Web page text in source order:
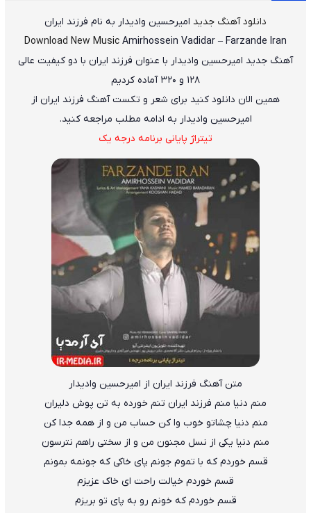
دانلود آهنگ جدید امیرحسین وادیدار به نام فرزند ایران
Download New Music Amirhossein Vadidar – Farzande Iran
آهنگ جدید امیرحسین وادیدار با عنوان فرزند ایران با دو کیفیت عالی
۱۲۸ و ۳۲۰ آماده کردیم
همین الان دانلود کنید برای شعر و تکست آهنگ فرزند ایران از
امیرحسین وادیدار به ادامه مطلب مراجعه کنید.
تیتراژ پایانی برنامه درجه یک
متن آهنگ فرزند ایران از امیرحسین وادیدار
منم دنیا منم فرزند ایران تنم خورده به تن پوش دلیران
منم دنیا چشاتو خوب وا کن حساب من و از همه جدا کن
منم دنیا یکی از نسل مجنون من و از سختی راهم نترسون
قسم خوردم که با تموم جونم پای خاکی که جونمه بمونم
قسم خوردم خیالت راحت ای خاک عزیزم
قسم خوردم که خونم رو به پای تو بریزم